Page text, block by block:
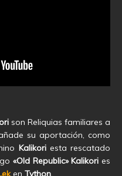
son Reliquias familiares a
su aportación, como
Kalikoriesta rescatado
«Old Republic» Kalikori es
en Tython.